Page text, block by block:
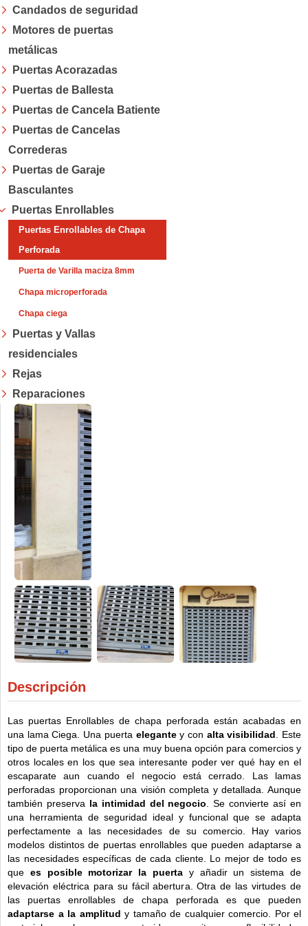
Candados de seguridad
Motores de puertas
metálicas
Puertas Acorazadas
Puertas de Ballesta
Puertas de Cancela Batiente
Puertas de Cancelas
Correderas
Puertas de Garaje
Basculantes
Puertas Enrollables
Puertas Enrollables de Chapa
Perforada
Puerta de Varilla maciza 8mm
Chapa microperforada
Chapa ciega
Puertas y Vallas
residenciales
Rejas
Reparaciones
Descripción
Las puertas Enrollables de chapa perforada están acabadas en
una lama Ciega. Una puerta elegantey con alta visibilidad . Este
tipo de puerta metálica es una muy buena opción para comercios y
otros locales en los que sea interesante poder ver qué hay en el
escaparate aun cuando el negocio está cerrado. Las lamas
perforadas proporcionan una visión completa y detallada. Aunque
también preserva la intimidad del negocio . Se convierte así en
una herramienta de seguridad ideal y funcional que se adapta
perfectamente a las necesidades de su comercio. Hay varios
modelos distintos de puertas enrollables que pueden adaptarse a
las necesidades específicas de cada cliente. Lo mejor de todo es
que es posible motorizar la puerta y añadir un sistema de
elevación eléctrica para su fácil abertura. Otra de las virtudes de
las puertas enrollables de chapa perforada es que pueden
adaptarse a la amplitud y tamaño de cualquier comercio. Por el